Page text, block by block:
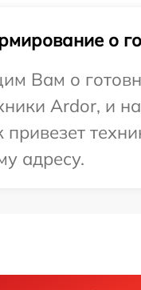
о
Вам о
Ardor, и
привезет
адресу.